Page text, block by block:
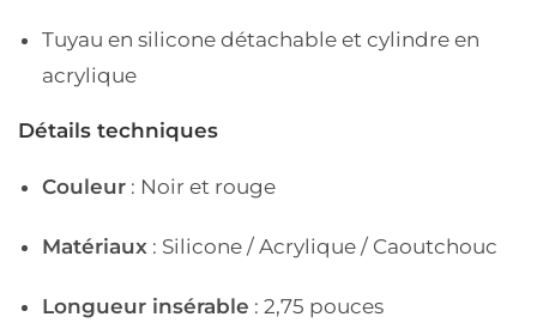
Tuyau en silicone détachable et cylindre en
acrylique
Détails techniques
Couleur : Noir et rouge
Matériaux : Silicone / Acrylique / Caoutchouc
Longueur insérable : 2,75 pouces